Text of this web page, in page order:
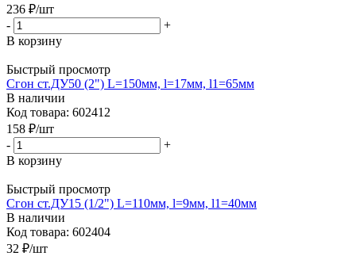
236 ₽/шт
-
+
В корзину
Быстрый просмотр
Сгон ст.ДУ50 (2") L=150мм, l=17мм, l1=65мм
В наличии
Код товара: 602412
158 ₽/шт
-
+
В корзину
Быстрый просмотр
Сгон ст.ДУ15 (1/2") L=110мм, l=9мм, l1=40мм
В наличии
Код товара: 602404
32 ₽/шт